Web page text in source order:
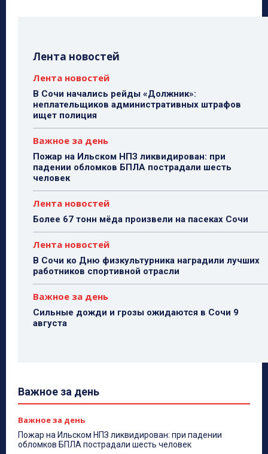
Лента новостей
Лента новостей
В Сочи начались рейды «Должник»:
неплательщиков административных штрафов
ищет полиция
Важное за день
Пожар на Ильском НПЗ ликвидирован: при
падении обломков БПЛА пострадали шесть
человек
Лента новостей
Более 67 тонн мёда произвели на пасеках Сочи
Лента новостей
В Сочи ко Дню физкультурника наградили лучших
работников спортивной отрасли
Важное за день
Сильные дожди и грозы ожидаются в Сочи 9
августа
Важное за день
Важное за день
Пожар на Ильском НПЗ ликвидирован: при падении
обломков БПЛА пострадали шесть человек